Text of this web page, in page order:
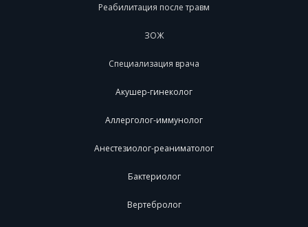
Реабилитация после травм
ЗОЖ
Специализация врача
Акушер-гинеколог
Аллерголог-иммунолог
Анестезиолог-реаниматолог
Бактериолог
Вертебролог